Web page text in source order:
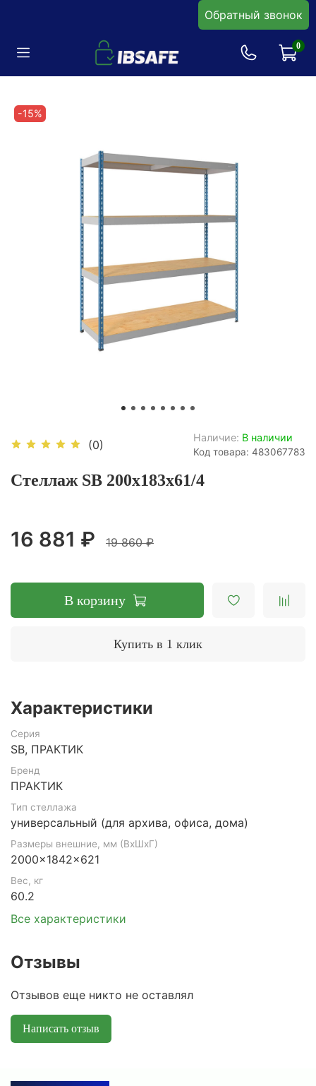
Обратный звонок
0
-15%
(0)
Наличие: В наличии
Код товара: 483067783
Стеллаж SB 200x183x61/4
16 881 ₽ 19 860 ₽
В корзину
Купить в 1 клик
Характеристики
Серия
SB, ПРАКТИК
Бренд
ПРАКТИК
Тип стеллажа
универсальный (для архива, офиса, дома)
Размеры внешние, мм (ВхШхГ)
2000x1842x621
Вес, кг
60.2
Все характеристики
Отзывы
Отзывов еще никто не оставлял
Написать отзыв